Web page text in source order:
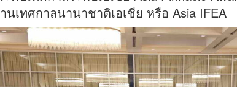
นเทศกาลนานาชาติเอเชีย หรือ Asia IFEA